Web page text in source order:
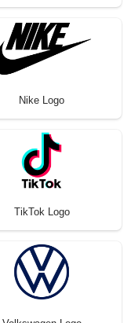
Nike Logo
TikTok Logo